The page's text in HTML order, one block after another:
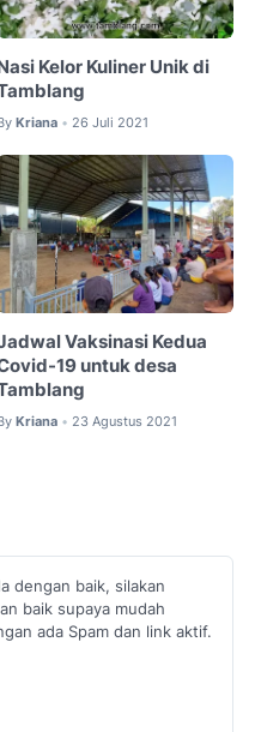
Kelor Kuliner Unik di
Kriana • 26 Juli 2021
Vaksinasi Kedua
19 untuk desa
Kriana • 23 Agustus 2021
dengan baik, silakan
baik supaya mudah
ada Spam dan link aktif.